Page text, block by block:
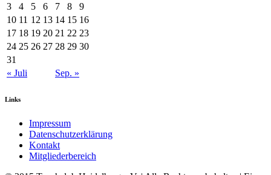
3
4 5 6 7 8
9
10 11 12 13 14 15 16
17 18 19 20 21 22 23
24 25 26 27 28 29 30
31
« Juli
Sep. »
Links
Impressum
Datenschutzerklärung
Kontakt
Mitgliederbereich